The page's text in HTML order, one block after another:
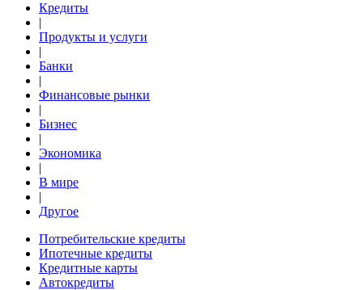
Кредиты
|
Продукты и услуги
|
Банки
|
Финансовые рынки
|
Бизнес
|
Экономика
|
В мире
|
Другое
Потребительские кредиты
Ипотечные кредиты
Кредитные карты
Автокредиты